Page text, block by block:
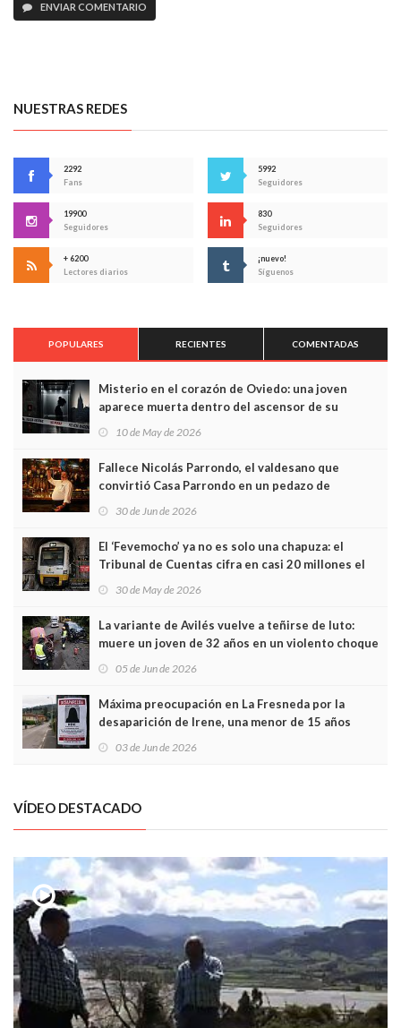
ENVIAR COMENTARIO
NUESTRAS REDES
2292
Fans
5992
Seguidores
19900
Seguidores
830
Seguidores
+ 6200
Lectores diarios
¡nuevo!
Síguenos
POPULARES RECIENTES COMENTADAS
Misterio en el corazón de Oviedo: una joven
aparece muerta dentro del ascensor de su
edificio y las cámaras captan sus últimos minutos
10 de May de 2026
Fallece Nicolás Parrondo, el valdesano que
convirtió Casa Parrondo en un pedazo de
Asturias en Madrid
30 de Jun de 2026
El ‘Fevemocho’ ya no es solo una chapuza: el
Tribunal de Cuentas cifra en casi 20 millones el
sobrecoste de los trenes que no cabían por los
30 de May de 2026
La variante de Avilés vuelve a teñirse de luto:
muere un joven de 32 años en un violento choque
frontal
05 de Jun de 2026
Máxima preocupación en La Fresneda por la
desaparición de Irene, una menor de 15 años
03 de Jun de 2026
VÍDEO DESTACADO